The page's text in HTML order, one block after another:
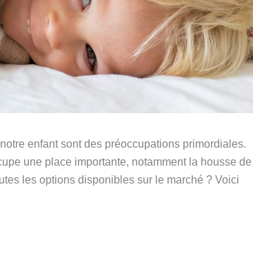
enfant sont des préoccupations primordiales.
une place importante, notamment la housse de
les options disponibles sur le marché ? Voici